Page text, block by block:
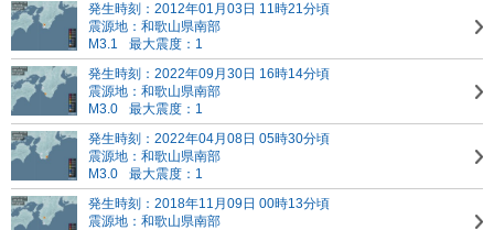
発生時刻：2012年01月03日 11時21分頃
震源地：和歌山県南部
M3.1
最大震度：1
発生時刻：2022年09月30日 16時14分頃
震源地：和歌山県南部
M3.0
最大震度：1
発生時刻：2022年04月08日 05時30分頃
震源地：和歌山県南部
M3.0
最大震度：1
発生時刻：2018年11月09日 00時13分頃
震源地：和歌山県南部